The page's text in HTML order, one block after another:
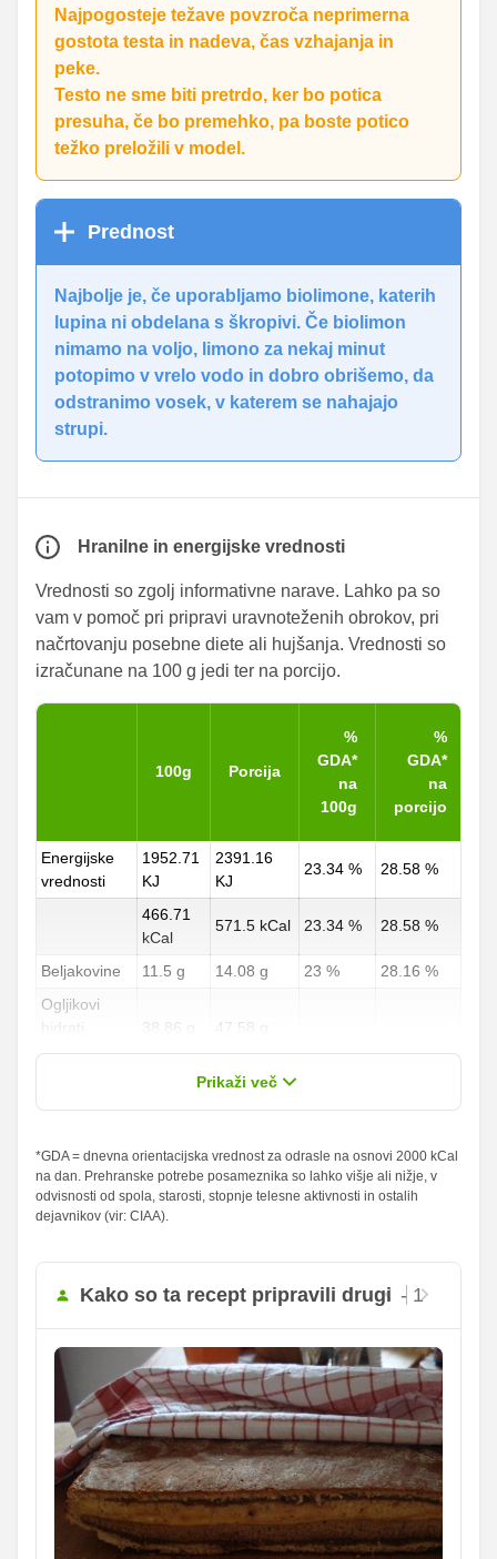
Najpogosteje težave povzroča neprimerna
gostota testa in nadeva, čas vzhajanja in
peke.
Testo ne sme biti pretrdo, ker bo potica
presuha, če bo premehko, pa boste potico
težko preložili v model.
Prednost
Najbolje je, če uporabljamo biolimone, katerih
lupina ni obdelana s škropivi. Če biolimon
nimamo na voljo, limono za nekaj minut
potopimo v vrelo vodo in dobro obrišemo, da
odstranimo vosek, v katerem se nahajajo
strupi.
Hranilne in energijske vrednosti
Vrednosti so zgolj informativne narave. Lahko pa so
vam v pomoč pri pripravi uravnoteženih obrokov, pri
načrtovanju posebne diete ali hujšanja. Vrednosti so
izračunane na 100 g jedi ter na porcijo.
100g Porcija
%
GDA*
na
100g
%
GDA*
na
porcijo
Energijske
vrednosti
1952.71
KJ
2391.16
KJ
23.34 % 28.58 %
466.71
kCal
571.5 kCal 23.34 % 28.58 %
Beljakovine 11.5 g 14.08 g 23 %
28.16 %
Ogljikovi
hidrati
38.86 g 47.58 g
11.75 g
14.39 % 17.62 %
od teh
nasičene
maščobne
31.51 g
4.97 g
38.58 g 45.01 % 55.11 %
Železo
1.84 mg 2.25 mg
Magnezij
112.56
mg
137.83 mg
Kalij
325.77
mg
398.92 mg
Kalcij
56.48
mg
69.17 mg
280.31
Prikaži več
*GDA = dnevna orientacijska vrednost za odrasle na osnovi 2000 kCal
na dan. Prehranske potrebe posameznika so lahko višje ali nižje, v
odvisnosti od spola, starosti, stopnje telesne aktivnosti in ostalih
dejavnikov (vir: CIAA).
Kako so ta recept pripravili drugi - 1